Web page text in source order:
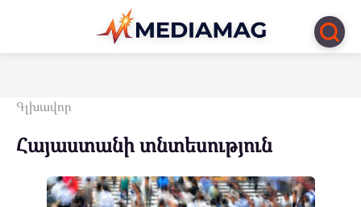
Перейти
контенту
Գլխավոր
Հայաստանի տնտեսություն